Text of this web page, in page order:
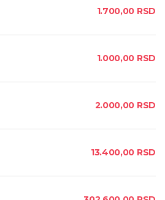
1.700,00 RSD
1.000,00 RSD
2.000,00 RSD
13.400,00 RSD